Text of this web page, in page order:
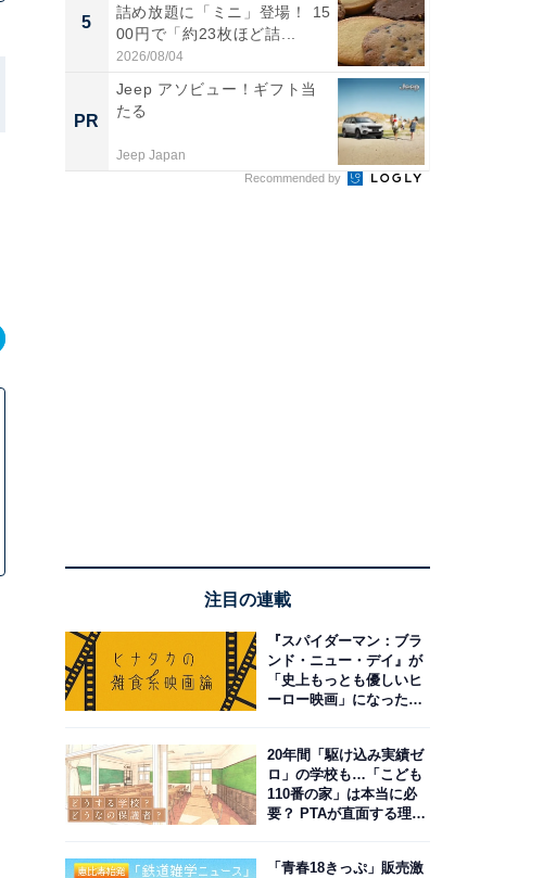
5
詰め放題に「ミニ」登場！ 15
00円で「約23枚ほど詰...
2026/08/04
PR
Jeep アソビュー！ギフト当
たる
Jeep Japan
Recommended by
注目の連載
『スパイダーマン：ブラ
ンド・ニュー・デイ』が
「史上もっとも優しいヒ
ーロー映画」になった理
20年間「駆け込み実績ゼ
ロ」の学校も…「こども
110番の家」は本当に必
要？ PTAが直面する理想
「青春18きっぷ」販売激